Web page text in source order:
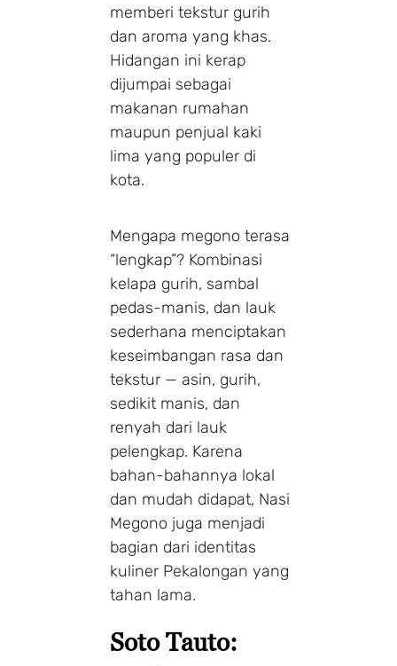
memberi tekstur gurih
dan aroma yang khas.
Hidangan ini kerap
dijumpai sebagai
makanan rumahan
maupun penjual kaki
lima yang populer di
kota.
Mengapa megono terasa
“lengkap”? Kombinasi
kelapa gurih, sambal
pedas-manis, dan lauk
sederhana menciptakan
keseimbangan rasa dan
tekstur — asin, gurih,
sedikit manis, dan
renyah dari lauk
pelengkap. Karena
bahan-bahannya lokal
dan mudah didapat, Nasi
Megono juga menjadi
bagian dari identitas
kuliner Pekalongan yang
tahan lama.
Soto Tauto: